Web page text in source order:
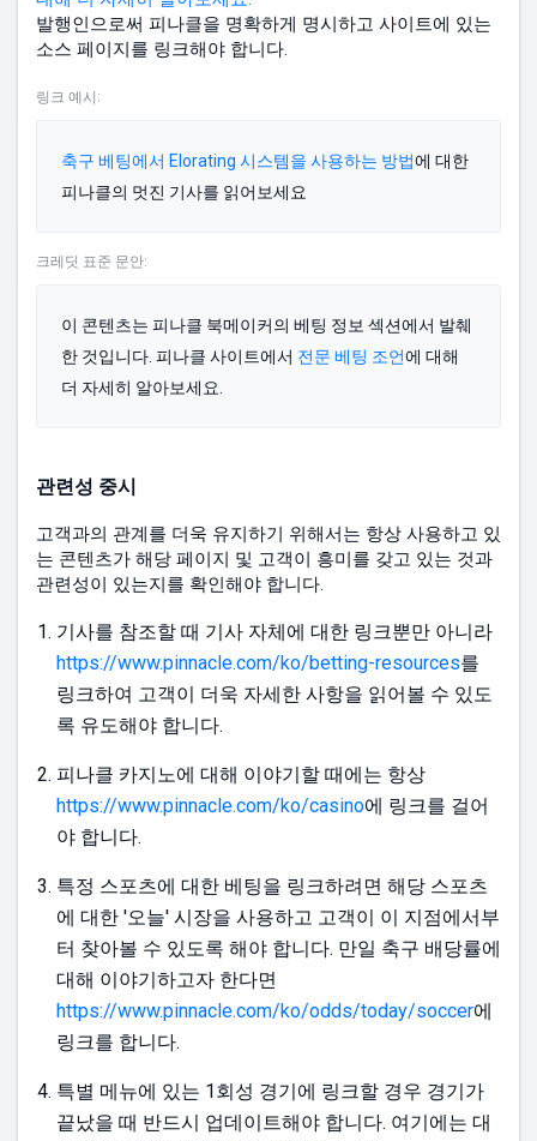
발행인으로써 피나클을 명확하게 명시하고 사이트에 있는
소스 페이지를 링크해야 합니다.
링크 예시:
축구 베팅에서 Elorating 시스템을 사용하는 방법에 대한
피나클의 멋진 기사를 읽어보세요
크레딧 표준 문안:
이 콘텐츠는 피나클 북메이커의 베팅 정보 섹션에서 발췌
한 것입니다. 피나클 사이트에서 전문 베팅 조언에 대해
더 자세히 알아보세요.
관련성 중시
고객과의 관계를 더욱 유지하기 위해서는 항상 사용하고 있
는 콘텐츠가 해당 페이지 및 고객이 흥미를 갖고 있는 것과
관련성이 있는지를 확인해야 합니다.
기사를 참조할 때 기사 자체에 대한 링크뿐만 아니라
https://www.pinnacle.com/ko/betting-resources를
링크하여 고객이 더욱 자세한 사항을 읽어볼 수 있도
록 유도해야 합니다.
피나클 카지노에 대해 이야기할 때에는 항상
https://www.pinnacle.com/ko/casino에 링크를 걸어
야 합니다.
특정 스포츠에 대한 베팅을 링크하려면 해당 스포츠
에 대한 '오늘' 시장을 사용하고 고객이 이 지점에서부
터 찾아볼 수 있도록 해야 합니다. 만일 축구 배당률에
대해 이야기하고자 한다면
https://www.pinnacle.com/ko/odds/today/soccer에
링크를 합니다.
특별 메뉴에 있는 1회성 경기에 링크할 경우 경기가
끝났을 때 반드시 업데이트해야 합니다. 여기에는 대